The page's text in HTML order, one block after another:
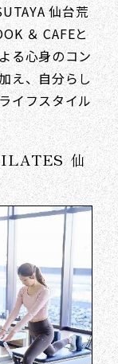
仙台荒
＆ CAFEと
る心身のコン
え、自分らし
イフスタイル
仙